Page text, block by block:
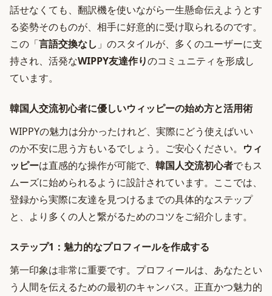
話せなくても、翻訳機を使いながら一生懸命伝えようとす
る姿勢そのものが、相手に好意的に受け取られるのです。
この「言語交換なし 」のスタイルが、多くのユーザーに支
持され、活発なWIPPY友達作りのコミュニティを形成し
ています。
韓国人交流初心者に優しいウィッピーの始め方と活用術
WIPPYの魅力は分かったけれど、実際にどう使えばいい
のか不安に思う方もいるでしょう。ご安心ください。 ウィ
ッピーは直感的な操作が可能で、 韓国人交流初心者でもス
ムーズに始められるように設計されています。ここでは、
登録から実際に友達を見つけるまでの具体的なステップ
と、より多くの人と繋がるためのコツをご紹介します。
ステップ1：魅力的なプロフィールを作成する
第一印象は非常に重要です。プロフィールは、あなたとい
う人間を伝えるための最初のキャンバス。正直かつ魅力的